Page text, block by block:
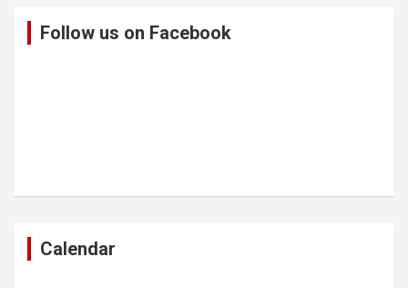
Follow us on Facebook
Calendar